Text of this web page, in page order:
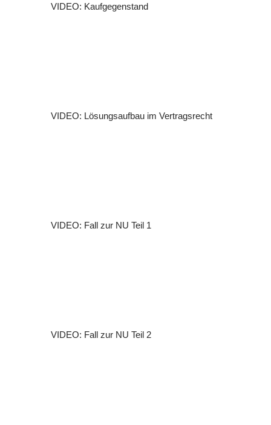
VIDEO: Kaufgegenstand
VIDEO: Lösungsaufbau im Vertragsrecht
VIDEO: Fall zur NU Teil 1
VIDEO: Fall zur NU Teil 2